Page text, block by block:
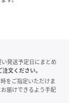
発送予定日にまとめ
文ください。
をご指定いただけま
届けできるよう手配